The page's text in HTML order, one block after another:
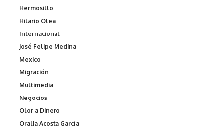
Hermosillo
Hilario Olea
Internacional
José Felipe Medina
Mexico
Migración
Multimedia
Negocios
Olor a Dinero
Oralia Acosta García